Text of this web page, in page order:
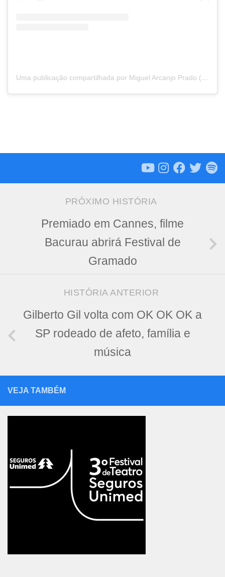
Uma publicação compartilhada por Miguel Arcanjo Prado (@miguel.arcanjo)
PRÓXIMO HISTÓRIA
Premiado em Cannes, filme
Bacurau abrirá Festival de
Gramado
HISTÓRIA ANTERIOR
Gilberto Gil volta com OK OK OK a
SP rodeado de afeto, família e
música
VEJA TAMBÉM